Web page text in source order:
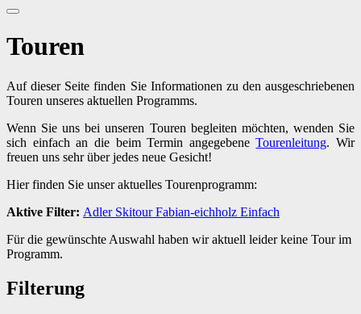
Touren
Auf dieser Seite finden Sie Informationen zu den ausgeschriebenen
Touren unseres aktuellen Programms.
Wenn Sie uns bei unseren Touren begleiten möchten, wenden Sie
sich einfach an die beim Termin angegebeneTourenleitung. Wir
freuen uns sehr über jedes neue Gesicht!
Hier finden Sie unser aktuelles Tourenprogramm:
Aktive Filter: AdlerSkitourFabian-eichholz Einfach
Für die gewünschte Auswahl haben wir aktuell leider keine Tour im
Programm.
Filterung